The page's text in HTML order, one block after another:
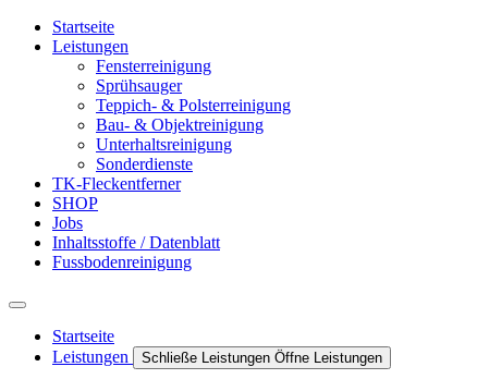
Startseite
Leistungen
Fensterreinigung
Sprühsauger
Teppich- & Polsterreinigung
Bau- & Objektreinigung
Unterhaltsreinigung
Sonderdienste
TK-Fleckentferner
SHOP
Jobs
Inhaltsstoffe / Datenblatt
Fussbodenreinigung
Startseite
Leistungen
Schließe Leistungen Öffne Leistungen